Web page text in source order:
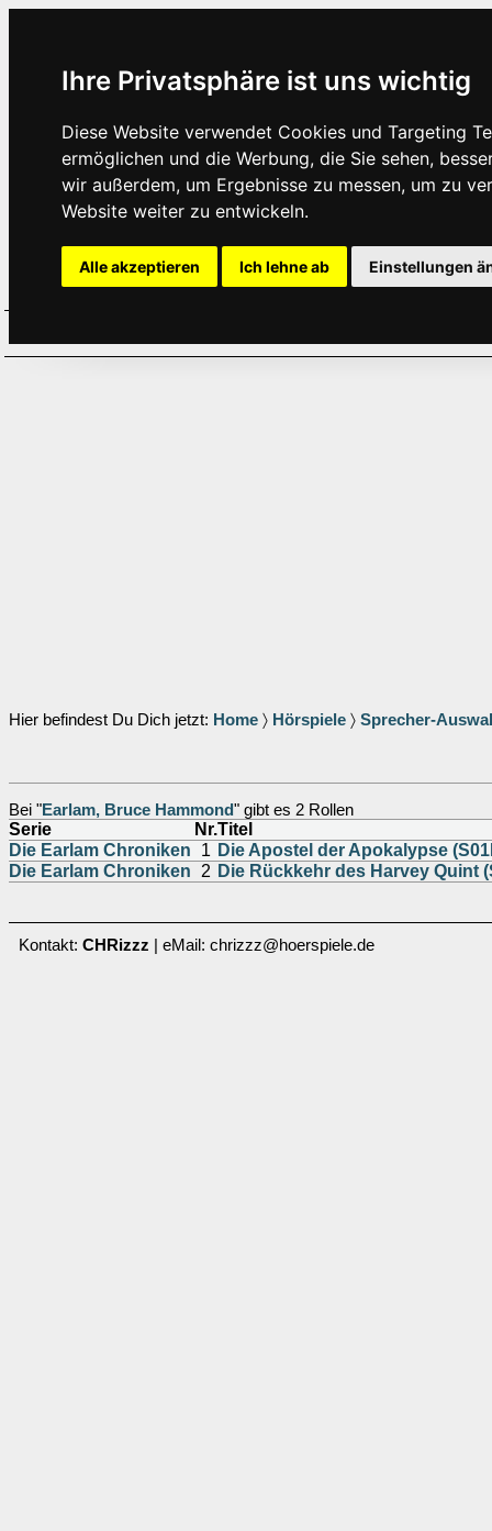
Ihre Privatsphäre ist uns wichtig
Diese Website verwendet Cookies und Targeting
ermöglichen und die Werbung, die Sie sehen,
wir außerdem, um Ergebnisse zu messen, um zu
Website weiter zu entwickeln.
Alle akzeptieren Ich lehne ab Einstellungen
Hier befindest Du Dich jetzt: Home 〉 Hörspiele 〉 Sprecher-
Bei "Earlam, Bruce Hammond" gibt es 2 Rollen
Serie Nr.Titel
Die Earlam Chroniken
1 Die Apostel der Apokalypse
Die Earlam Chroniken
2 Die Rückkehr des Harvey Quint
Kontakt: CHRizzz | eMail: chrizzz@hoerspiele.de